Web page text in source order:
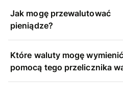
Jak mogę przewalutować
pieniądze?
Które waluty mogę
pomocą tego przelicznika